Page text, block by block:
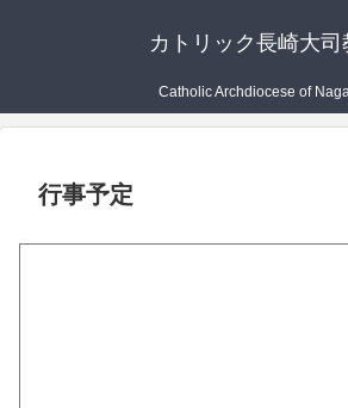
カトリック長崎大司
Catholic Archdiocese of
行事予定